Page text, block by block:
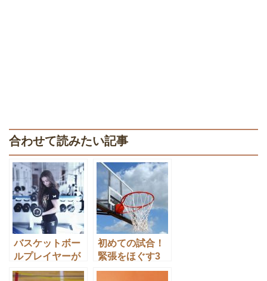
合わせて読みたい記事
バスケットボー
ルプレイヤーが
やるべき筋トレ
初めての試合！
緊張をほぐす3
つの方法